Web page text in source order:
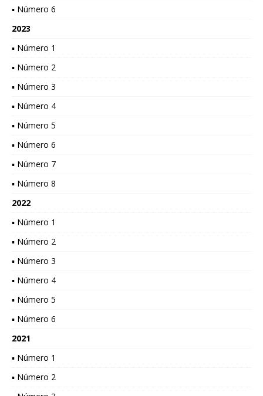
▪ Número 6
2023
▪ Número 1
▪ Número 2
▪ Número 3
▪ Número 4
▪ Número 5
▪ Número 6
▪ Número 7
▪ Número 8
2022
▪ Número 1
▪ Número 2
▪ Número 3
▪ Número 4
▪ Número 5
▪ Número 6
2021
▪ Número 1
▪ Número 2